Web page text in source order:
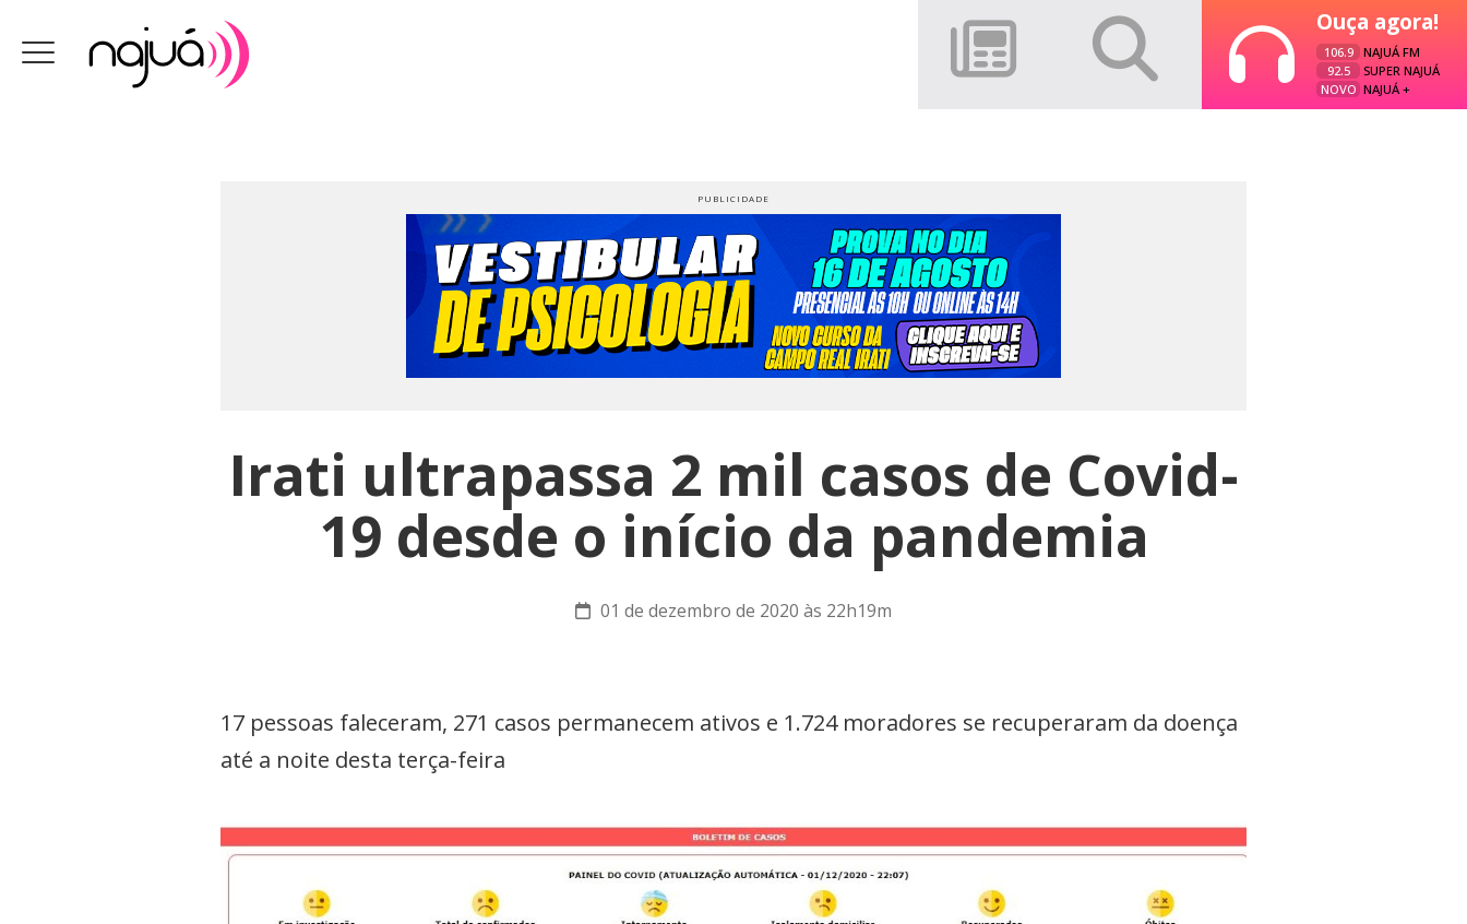
Ouça agora!
106.9
NAJUÁ FM
92.5
SUPER NAJUÁ
NOVO NAJUÁ +
Irati ultrapassa 2 mil casos de Covid-
19 desde o início da pandemia
01 de dezembro de 2020 às 22h19m
17 pessoas faleceram, 271 casos permanecem ativos e 1.724 moradores se recuperaram da doença
até a noite desta terça-feira